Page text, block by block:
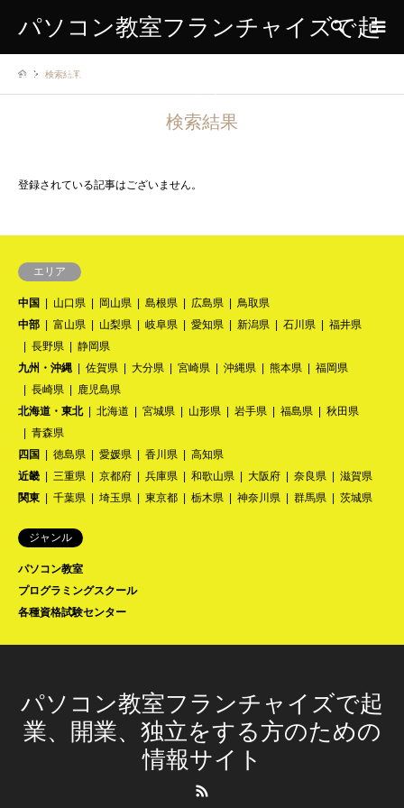
パソコン教室フランチャイズで起
業、開業、独立をする方のための
検索
検索結果
検索結果
登録されている記事はございません。
エリア
中国 山口県 岡山県 島根県 広島県
鳥取県
中部
富山県 山梨県 岐阜県 愛知県 新潟県 石川県
福井県
長野県
静岡県
九州・沖縄
佐賀県 大分県 宮崎県 沖縄県 熊本県
福岡県
長崎県
鹿児島県
北海道・東北
北海道 宮城県 山形県 岩手県 福島県
秋田県
青森県
四国
徳島県 愛媛県 香川県
高知県
近畿
三重県 京都府 兵庫県 和歌山県 大阪府 奈良県
滋賀県
関東
千葉県 埼玉県 東京都 栃木県 神奈川県 群馬県 茨城県
ジャンル
パソコン教室
プログラミングスクール
各種資格試験センター
パソコン教室フランチャイズで起
業、開業、独立をする方のための
情報サイト